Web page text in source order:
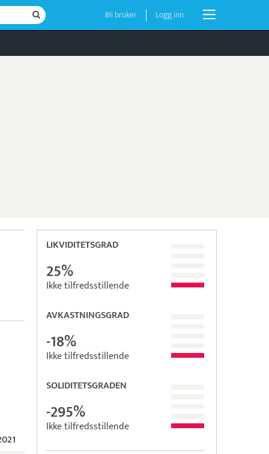
Bli bruker Logg inn
LIKVIDITETSGRAD
25%
Ikke tilfredsstillende
AVKASTNINGSGRAD
-18%
Ikke tilfredsstillende
SOLIDITETSGRADEN
-295%
Ikke tilfredsstillende